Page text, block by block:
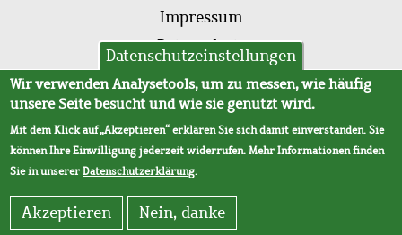
Impressum
Datenschutz
AVB
Datenschutzeinstellungen
Wir verwenden Analysetools, um zu messen, wie häufig
unsere Seite besucht und wie sie genutzt wird.
Mit dem Klick auf „Akzeptieren“ erklären Sie sich damit einverstanden. Sie
können Ihre Einwilligung jederzeit widerrufen. Mehr Informationen finden
Sie in unsererDatenschutzerklärung.
Akzeptieren Nein, danke